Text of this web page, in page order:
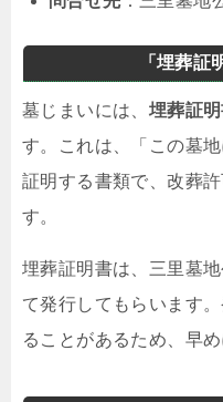
「埋葬証
墓じまいには、 埋葬証明
す。これは、「この墓
証明する書類で、改葬
す。
埋葬証明書は、三里墓
て発行してもらいます
ることがあるため、早